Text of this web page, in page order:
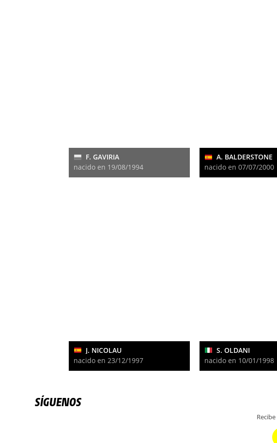
F. GAVIRIA
nacido en 19/08/1994
A. BALDERSTONE
nacido en 07/07/2000
J. NICOLAU
nacido en 23/12/1997
S. OLDANI
nacido en 10/01/1998
SÍGUENOS